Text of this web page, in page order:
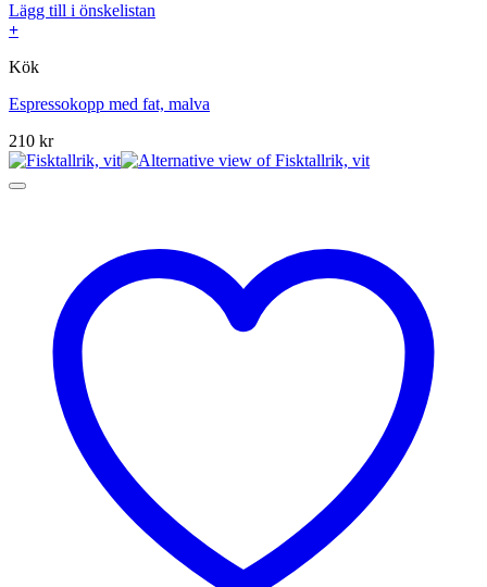
Lägg till i önskelistan
+
Kök
Espressokopp med fat, malva
210 kr